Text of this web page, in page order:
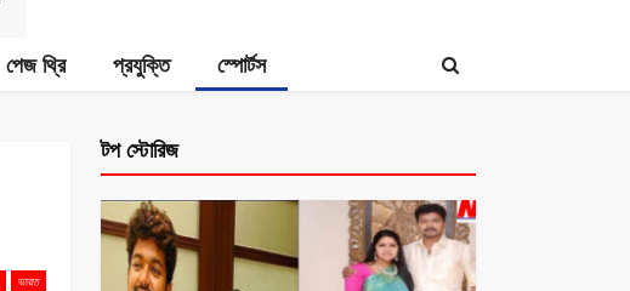
পেজ থ্রি প্রযুক্তি স্পোর্টস
ভারত
টপ স্টোরিজ